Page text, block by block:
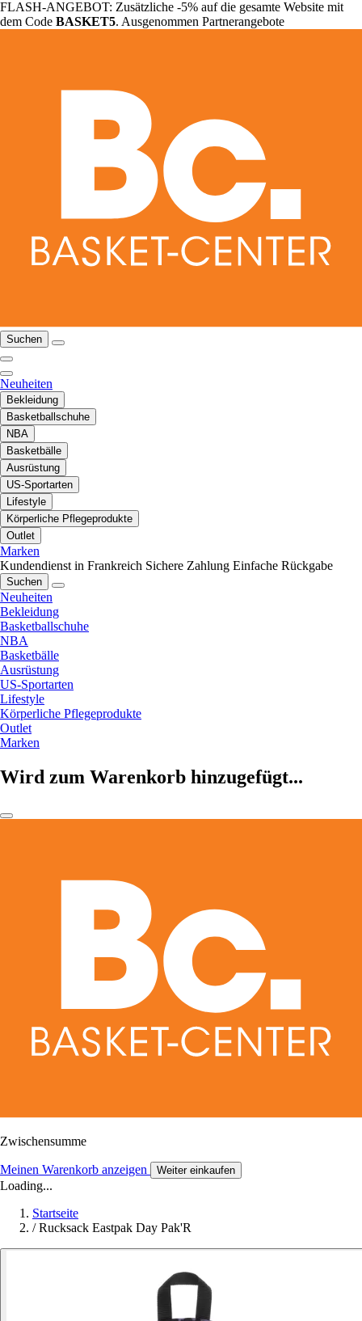
FLASH-ANGEBOT: Zusätzliche -5% auf die gesamte Website mit
dem Code BASKET5. Ausgenommen Partnerangebote
Suchen
Neuheiten
Bekleidung
Basketballschuhe
NBA
Basketbälle
Ausrüstung
US-Sportarten
Lifestyle
Körperliche Pflegeprodukte
Outlet
Marken
Kundendienst in Frankreich Sichere Zahlung Einfache Rückgabe
Suchen
Neuheiten
Bekleidung
Basketballschuhe
NBA
Basketbälle
Ausrüstung
US-Sportarten
Lifestyle
Körperliche Pflegeprodukte
Outlet
Marken
Wird zum Warenkorb hinzugefügt...
Zwischensumme
Meinen Warenkorb anzeigen Weiter einkaufen
Loading...
Startseite
/ Rucksack Eastpak Day Pak'R